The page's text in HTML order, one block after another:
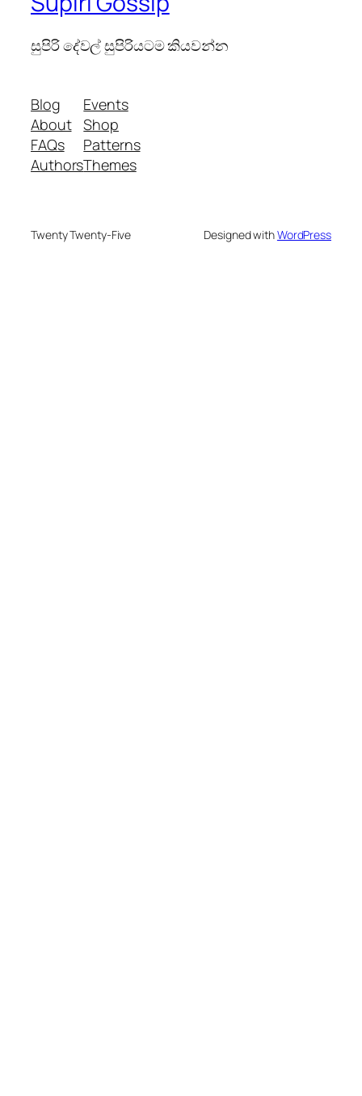
සුපිරි දේවල් සුපිරියටම කියවන්න
Blog
About
FAQs
Authors
Events
Shop
Patterns
Themes
Twenty Twenty-Five Designed withWordPress